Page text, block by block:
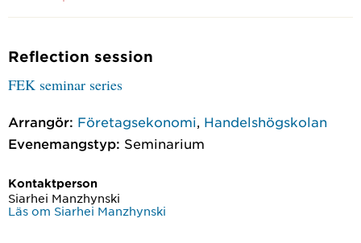
Reflection session
FEK seminar series
Arrangör: Företagsekonomi Handelshögskolan
Evenemangstyp: Seminarium
Kontaktperson
Siarhei Manzhynski
Läs om Siarhei Manzhynski